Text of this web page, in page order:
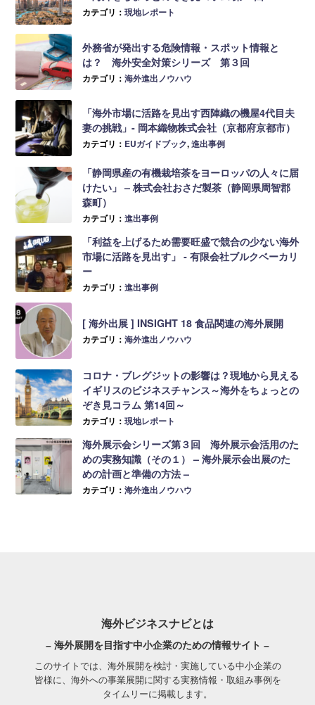
カテゴリ：現地レポート
外務省が発出する危険情報・スポット情報と
は？ 海外安全対策シリーズ 第３回
カテゴリ：海外進出ノウハウ
「海外市場に活路を見出す西陣織の機屋4代目夫
妻の挑戦」- 岡本織物株式会社（京都府京都市）
カテゴリ： EUガイドブック,進出事例
「静岡県産の有機栽培茶をヨーロッパの人々に届
けたい」 – 株式会社おさだ製茶（静岡県周智郡
森町）
カテゴリ：進出事例
「利益を上げるため需要旺盛で競合の少ない海外
市場に活路を見出す」 ‐ 有限会社ブルクベーカリ
ー
カテゴリ：進出事例
[ 海外出展 ] INSIGHT 18 食品関連の海外展開
カテゴリ：海外進出ノウハウ
コロナ・ブレグジットの影響は？現地から見える
イギリスのビジネスチャンス～海外をちょっとの
ぞき見コラム 第14回～
カテゴリ：現地レポート
海外展示会シリーズ第３回 海外展示会活用のた
めの実務知識（その１） – 海外展示会出展のた
めの計画と準備の方法 –
カテゴリ：海外進出ノウハウ
海外ビジネスナビとは
– 海外展開を目指す中小企業のための情報サイト –
このサイトでは、海外展開を検討・実施している中小企業の
皆様に、海外への事業展開に関する実務情報・取組み事例を
タイムリーに掲載します。